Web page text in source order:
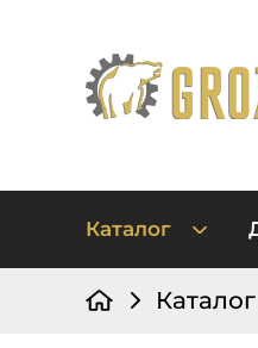
Каталог
Каталог